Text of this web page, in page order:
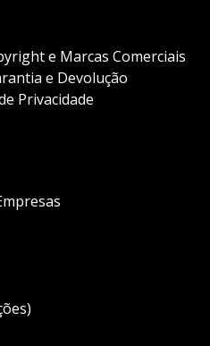
e Marcas Comerciais
e Devolução
Privacidade